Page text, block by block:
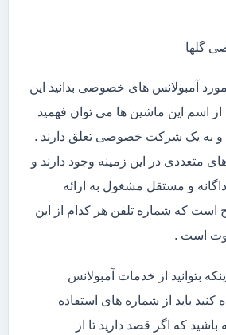
گلها
آمبولانس های خصوصی بدانید این
اسم این ماشین ها می توان فهمید
و به یک شرکت خصوصی تعلق دارند .
متعددی در این زمینه وجود دارند و
و مستقل مشغول به ارائه
است که شماره تلفن هر کدام از این
است .
بتوانید از خدمات آمبولانس
باید از شماره های استفاده
باشید که اگر قصد دارید تا از